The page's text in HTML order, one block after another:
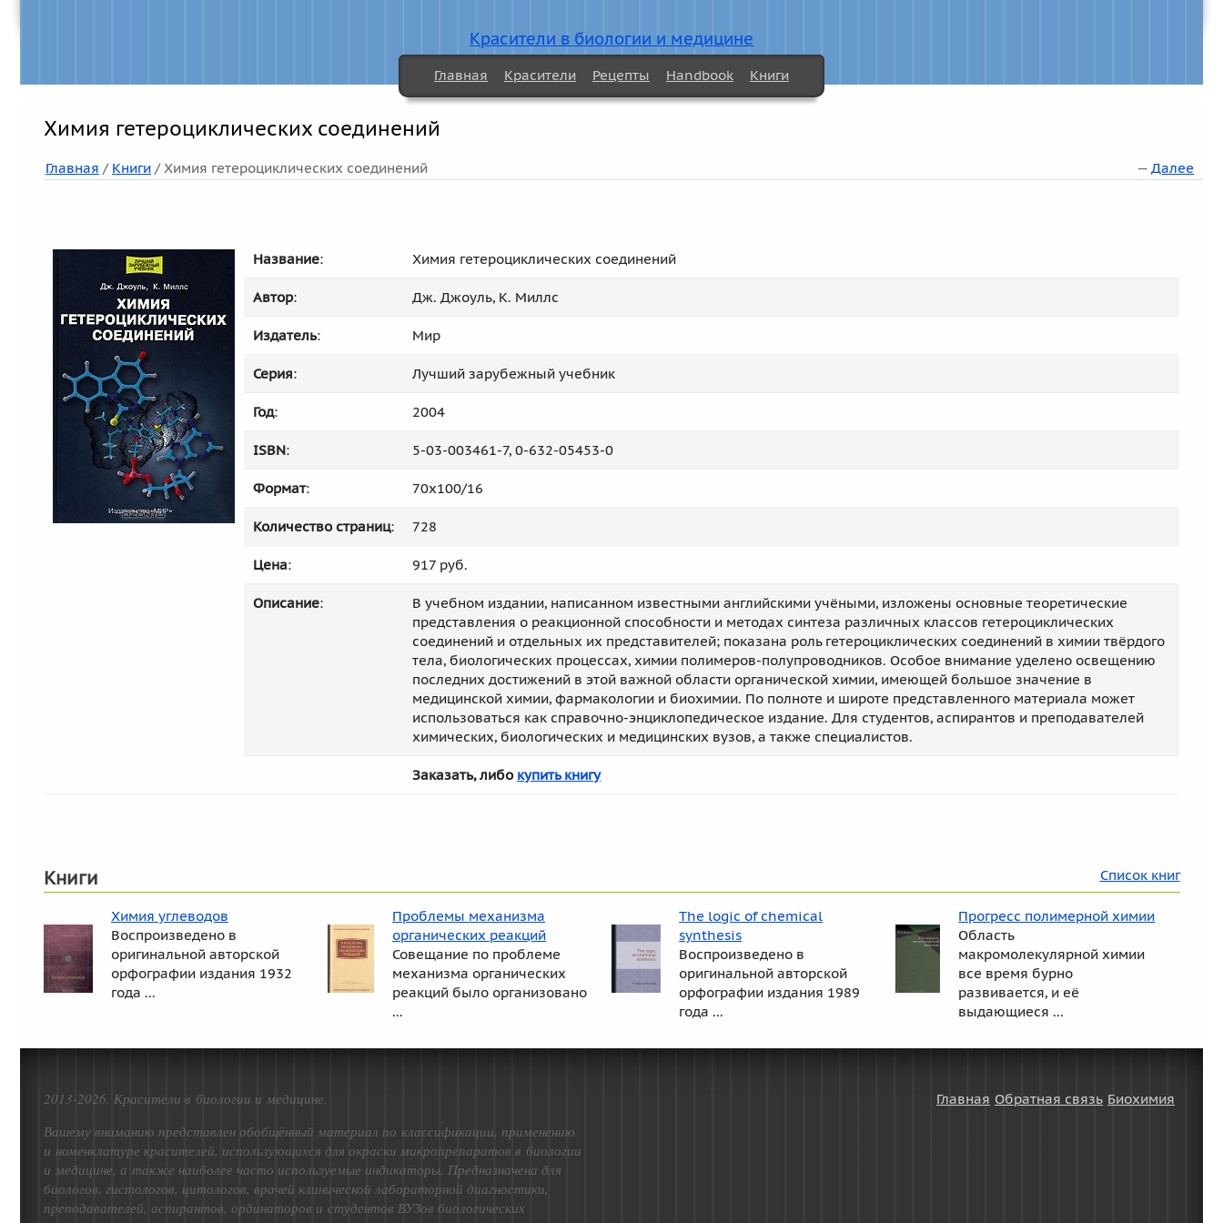
Красители в биологии и медицине
Главная Красители Рецепты Handbook Книги
Химия гетероциклических соединений
Главная / — Далее
Книги / Химия гетероциклических соединений
Название: Химия гетероциклических соединений
Автор: Дж. Джоуль, К. Миллс
Издатель: Мир
Серия: Лучший зарубежный учебник
Год: 2004
ISBN: 5-03-003461-7, 0-632-05453-0
Формат: 70x100/16
Количество страниц: 728
Цена: 917 руб.
Описание:
В учебном издании, написанном известными английскими учёными, изложены основные теоретические
представления о реакционной способности и методах синтеза различных классов гетероциклических
соединений и отдельных их представителей; показана роль гетероциклических соединений в химии твёрдого
тела, биологических процессах, химии полимеров-полупроводников. Особое внимание уделено освещению
последних достижений в этой важной области органической химии, имеющей большое значение в
медицинской химии, фармакологии и биохимии. По полноте и широте представленного материала может
использоваться как справочно-энциклопедическое издание. Для студентов, аспирантов и преподавателей
химических, биологических и медицинских вузов, а также специалистов.
Заказать, либо купить книгу
Книги Список книг
Химия углеводов
Воспроизведено в
оригинальной авторской
орфографии издания 1932
года ...
Проблемы механизма
органических реакций
Совещание по проблеме
механизма органических
реакций было организовано
...
The logic of chemical
synthesis
Воспроизведено в
оригинальной авторской
орфографии издания 1989
года ...
Прогресс полимерной химии
Область
макромолекулярной химии
все время бурно
развивается, и её
выдающиеся ...
2013-2026. Красители в биологии и медицине.
Вашему вниманию представлен обобщённый материал по классификации, применению
и номенклатуре красителей, использующихся для окраски микропрепаратов в биологии
и медицине, а также наиболее часто используемые индикаторы. Предназначена для
биологов, гистологов, цитологов, врачей клинической лабораторной диагностики,
преподавателей, аспирантов, ординаторов и студентов ВУЗов биологических
Главная Обратная связь Биохимия